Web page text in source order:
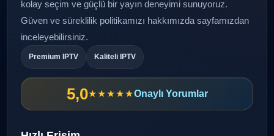
kolay seçim ve güçlü bir yayın deneyimi sunuyoruz.
Güven ve süreklilik politikamızı hakkımızda sayfamızdan
inceleyebilirsiniz.
Premium IPTV Kaliteli IPTV
5,0★★★★★Onaylı Yorumlar